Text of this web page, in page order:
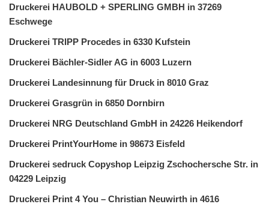
Druckerei HAUBOLD + SPERLING GMBH in 37269
Eschwege
Druckerei TRIPP Procedes in 6330 Kufstein
Druckerei Bächler-Sidler AG in 6003 Luzern
Druckerei Landesinnung für Druck in 8010 Graz
Druckerei Grasgrün in 6850 Dornbirn
Druckerei NRG Deutschland GmbH in 24226 Heikendorf
Druckerei PrintYourHome in 98673 Eisfeld
Druckerei sedruck Copyshop Leipzig Zschochersche Str. in
04229 Leipzig
Druckerei Print 4 You – Christian Neuwirth in 4616